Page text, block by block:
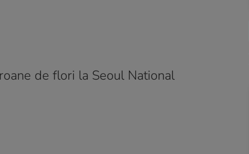
de flori la Seoul National